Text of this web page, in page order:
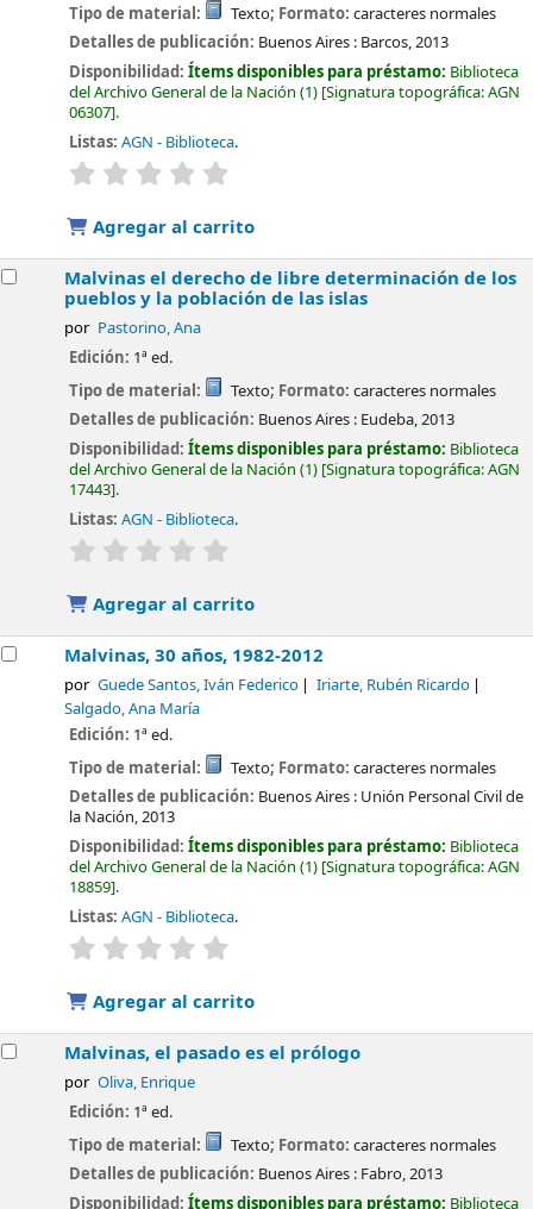
Tipo de material:
Texto; Formato: caracteres normales
Detalles de publicación: Buenos Aires : Barcos,2013
Disponibilidad:Ítems disponibles para préstamo: Biblioteca
del Archivo General de la Nación (1) Signatura topográfica:AGN
06307 .
Listas: AGN - Biblioteca.
valoración
Agregar al carrito
Malvinas el derecho de libre determinación de los
pueblos y la población de las islas
por Pastorino, Ana
Edición: 1ª ed.
Tipo de material:
Texto; Formato: caracteres normales
Detalles de publicación: Buenos Aires : Eudeba,2013
Disponibilidad:Ítems disponibles para préstamo: Biblioteca
del Archivo General de la Nación (1) Signatura topográfica:AGN
17443 .
Listas: AGN - Biblioteca.
valoración
Agregar al carrito
Malvinas, 30 años, 1982-2012
por Guede Santos, Iván Federico
Iriarte, Rubén Ricardo
Salgado, Ana María
Edición: 1ª ed.
Tipo de material:
Texto; Formato: caracteres normales
Detalles de publicación: Buenos Aires : Unión Personal Civil de
la Nación,2013
Disponibilidad:Ítems disponibles para préstamo: Biblioteca
del Archivo General de la Nación (1) Signatura topográfica:AGN
18859 .
Listas: AGN - Biblioteca.
valoración
Agregar al carrito
Malvinas, el pasado es el prólogo
por Oliva, Enrique
Edición: 1ª ed.
Tipo de material:
Texto; Formato: caracteres normales
Detalles de publicación: Buenos Aires : Fabro,2013
Disponibilidad:Ítems disponibles para préstamo: Biblioteca